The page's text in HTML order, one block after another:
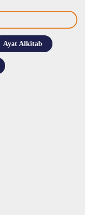
Ayat Alkitab